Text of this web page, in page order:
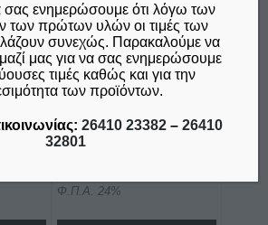
ΦΡΙΤΕΖΑ ΔΙΠΛΗ
ΗΛΕΚΤΡΙΚΗ
4LT+4LT Μ&Μ
Φ.Π.Α. 24%
σας ενημερώσουμε ότι λόγω των
των πρώτων υλών οι τιμές των
συνεχώς. Παρακαλούμε να
μαζί μας για να σας ενημερώσουμε
τιμές καθώς και για την
των προϊόντων.
26410 23382 – 26410
32801